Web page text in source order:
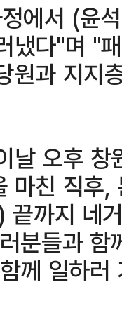
에서 (윤
냈다"며 "
원과 지지
날 오후
마친 직후
까지 네
분들과
께 일하